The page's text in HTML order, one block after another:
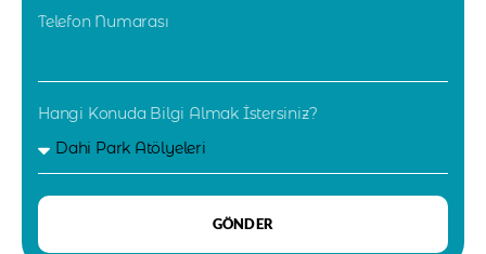
Telefon Numarası
Hangi Konuda Bilgi Almak İstersiniz?
GÖNDER